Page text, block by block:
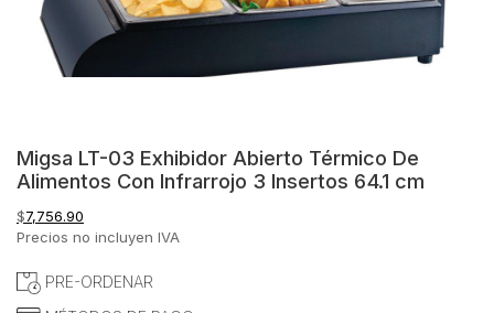
Migsa LT-03 Exhibidor Abierto Térmico De
Alimentos Con Infrarrojo 3 Insertos 64.1 cm
$7,756.90
Precios no incluyen IVA
PRE-ORDENAR